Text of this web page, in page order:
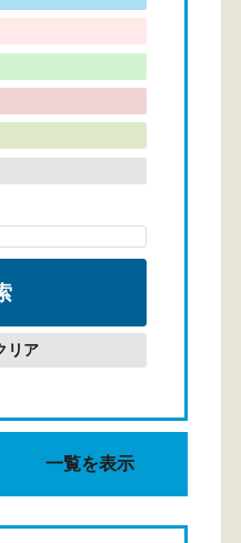
リア
一覧を表示